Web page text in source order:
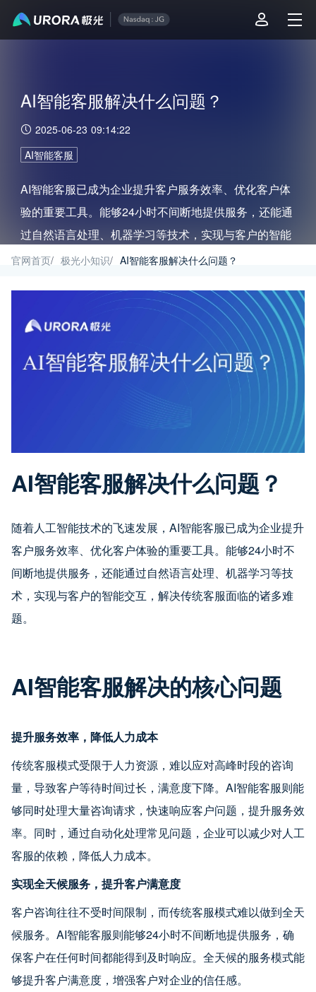
AI智能客服解决什么问题？
2025-06-23 09:14:22
AI智能客服
AI智能客服已成为企业提升客户服务效率、优化客户体
验的重要工具。能够24小时不间断地提供服务，还能通
过自然语言处理、机器学习等技术，实现与客户的智能
交互，解决传统客服面临的诸多难题。
官网首页/ 极光小知识/ AI智能客服解决什么问题？
AI智能客服解决什么问题？
随着人工智能技术的飞速发展，AI智能客服已成为企业提升
客户服务效率、优化客户体验的重要工具。能够24小时不
间断地提供服务，还能通过自然语言处理、机器学习等技
术，实现与客户的智能交互，解决传统客服面临的诸多难
题。
AI智能客服解决的核心问题
提升服务效率，降低人力成本
传统客服模式受限于人力资源，难以应对高峰时段的咨询
量，导致客户等待时间过长，满意度下降。AI智能客服则能
够同时处理大量咨询请求，快速响应客户问题，提升服务效
率。同时，通过自动化处理常见问题，企业可以减少对人工
客服的依赖，降低人力成本。
实现全天候服务，提升客户满意度
客户咨询往往不受时间限制，而传统客服模式难以做到全天
候服务。AI智能客服则能够24小时不间断地提供服务，确
保客户在任何时间都能得到及时响应。全天候的服务模式能
够提升客户满意度，增强客户对企业的信任感。